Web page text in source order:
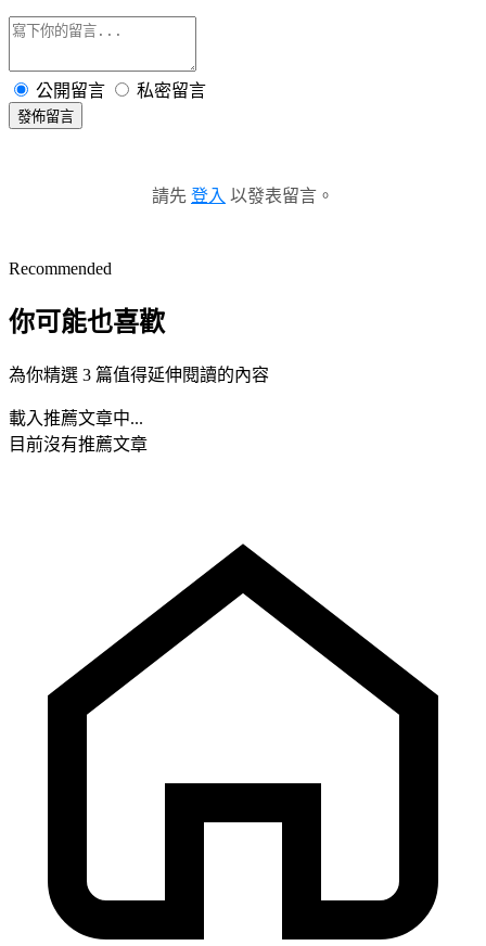
公開留言 私密留言
發佈留言
請先 登入 以發表留言。
Recommended
你可能也喜歡
為你精選 3 篇值得延伸閱讀的內容
載入推薦文章中...
目前沒有推薦文章